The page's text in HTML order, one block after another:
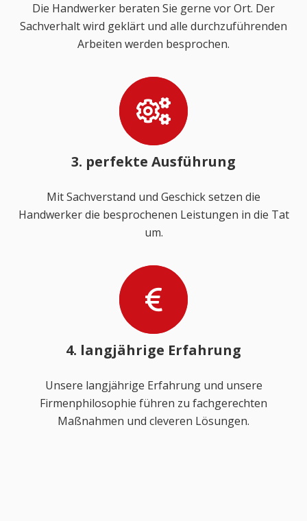
Die Handwerker beraten Sie gerne vor Ort. Der
Sachverhalt wird geklärt und alle durchzuführenden
Arbeiten werden besprochen.
3. perfekte Ausführung
Mit Sachverstand und Geschick setzen die
Handwerker die besprochenen Leistungen in die Tat
um.
4. langjährige Erfahrung
Unsere langjährige Erfahrung und unsere
Firmenphilosophie führen zu fachgerechten
Maßnahmen und cleveren Lösungen.